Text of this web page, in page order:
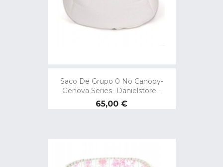
Saco De Grupo 0 No Canopy-
Genova Series- Danielstore -
Preço
65,00 €